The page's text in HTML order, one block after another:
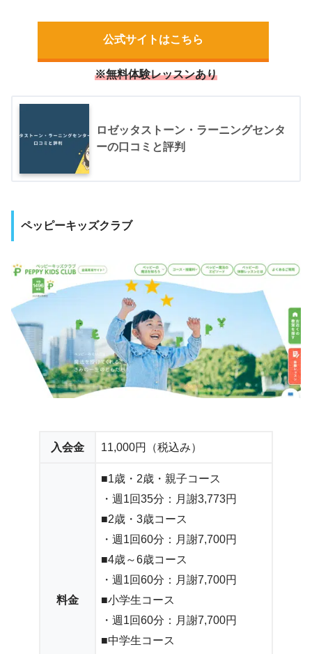
公式サイトはこちら
※無料体験レッスンあり
ロゼッタストーン・ラーニングセンタ
ーの口コミと評判
ペッピーキッズクラブ
入会金 11,000円（税込み）
料金
■1歳・2歳・親子コース
・週1回35分：月謝3,773円
■2歳・3歳コース
・週1回60分：月謝7,700円
■4歳～6歳コース
・週1回60分：月謝7,700円
■小学生コース
・週1回60分：月謝7,700円
■中学生コース